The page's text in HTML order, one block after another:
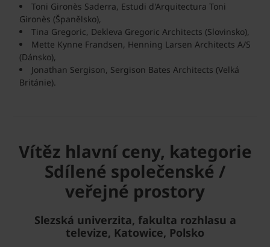
Toni Gironès Saderra, Estudi d'Arquitectura Toni
Gironès (Španělsko),
Tina Gregoric, Dekleva Gregoric Architects (Slovinsko),
Mette Kynne Frandsen, Henning Larsen Architects A/S
(Dánsko),
Jonathan Sergison, Sergison Bates Architects (Velká
Británie).
Vítěz hlavní ceny, kategorie
Sdílené společenské /
veřejné prostory
Slezská univerzita, fakulta rozhlasu a
televize, Katowice, Polsko